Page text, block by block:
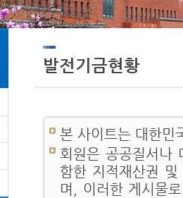
발전기금현황
본 사이트는 대한민
회원은 공공질서나
함한 지적재산권
며, 이러한 게시물